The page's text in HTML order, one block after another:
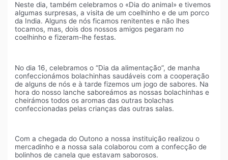
Neste dia, também celebramos o «Dia do animal» e tivemos
algumas surpresas, a visita de um coelhinho e de um porco
da India. Alguns de nós ficamos renitentes e não lhes
tocamos, mas, dois dos nossos amigos pegaram no
coelhinho e fizeram-lhe festas.
No dia 16, celebramos o “Dia da alimentação”, de manha
confeccionámos bolachinhas saudáveis com a cooperação
de alguns de nós e à tarde fizemos um jogo de sabores. Na
hora do nosso lanche saboreámos as nossas bolachinhas e
cheirámos todos os aromas das outras bolachas
confeccionadas pelas crianças das outras salas.
Com a chegada do Outono a nossa instituição realizou o
mercadinho e a nossa sala colaborou com a confecção de
bolinhos de canela que estavam saborosos.